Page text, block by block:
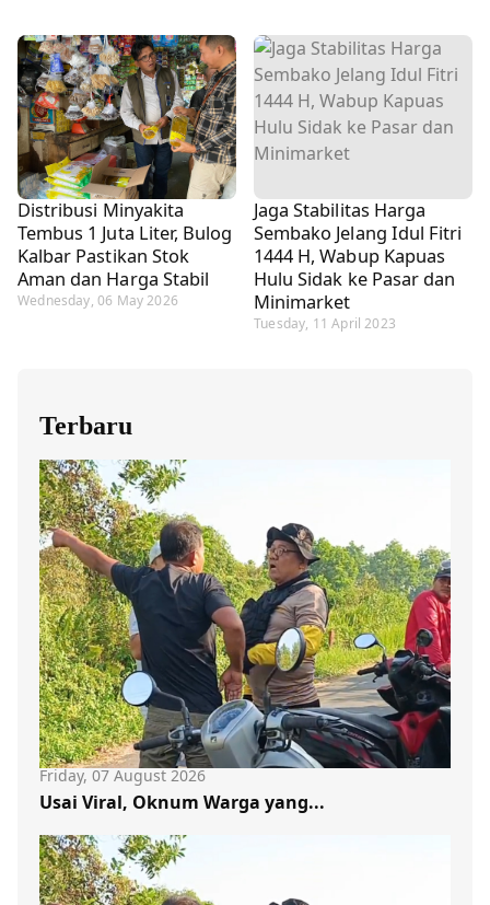
Distribusi Minyakita
Tembus 1 Juta Liter, Bulog
Kalbar Pastikan Stok
Aman dan Harga Stabil
Wednesday, 06 May 2026
Jaga Stabilitas Harga
Sembako Jelang Idul Fitri
1444 H, Wabup Kapuas
Hulu Sidak ke Pasar dan
Minimarket
Tuesday, 11 April 2023
Terbaru
Friday, 07 August 2026
Usai Viral, Oknum Warga yang...